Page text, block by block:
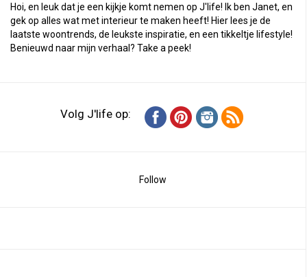
Hoi, en leuk dat je een kijkje komt nemen op J'life! Ik ben Janet, en
gek op alles wat met interieur te maken heeft! Hier lees je de
laatste woontrends, de leukste inspiratie, en een tikkeltje lifestyle!
Benieuwd naar mijn verhaal? Take a peek!
Volg J'life op:
Follow